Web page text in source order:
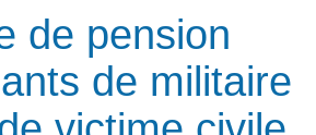
de pension
de militaire